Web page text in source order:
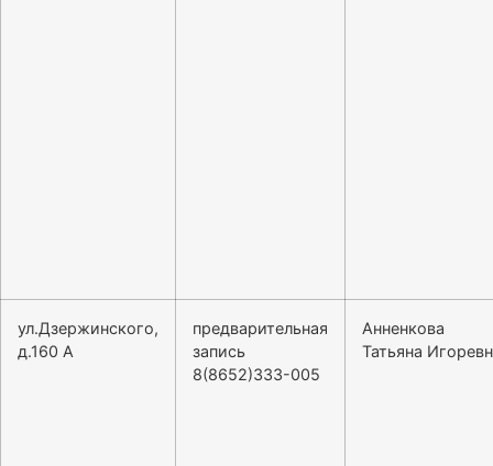
ул.Дзержинского,
д.160 А
предварительная
запись
8(8652)333-005
Анненкова
Татьяна